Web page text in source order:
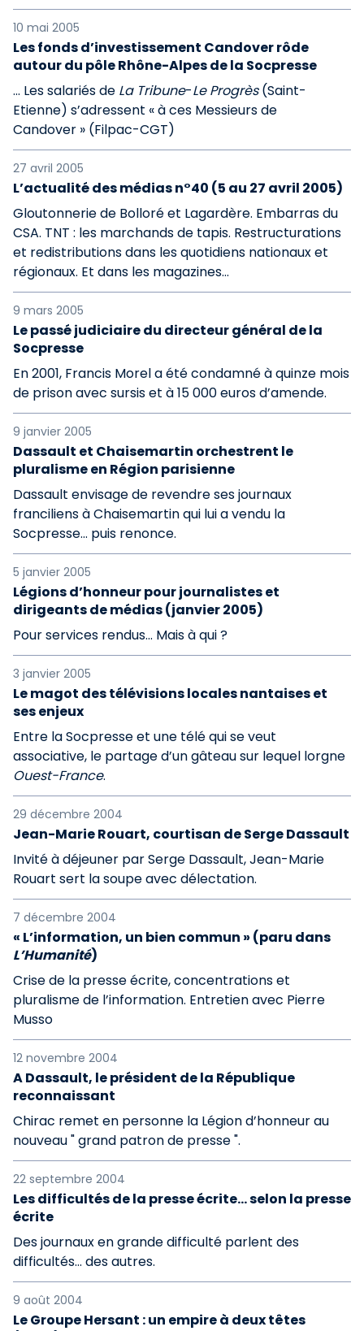
10 mai 2005
Les fonds d’investissement Candover rôde
autour du pôle Rhône-Alpes de la Socpresse
... Les salariés de La Tribune-Le Progrès(Saint-
Etienne) s’adressent « à ces Messieurs de
Candover » (Filpac-CGT)
27 avril 2005
L’actualité des médias n°40 (5 au 27 avril 2005)
Gloutonnerie de Bolloré et Lagardère. Embarras du
CSA. TNT : les marchands de tapis. Restructurations
et redistributions dans les quotidiens nationaux et
régionaux. Et dans les magazines...
9 mars 2005
Le passé judiciaire du directeur général de la
Socpresse
En 2001, Francis Morel a été condamné à quinze mois
de prison avec sursis et à 15 000 euros d’amende.
9 janvier 2005
Dassault et Chaisemartin orchestrent le
pluralisme en Région parisienne
Dassault envisage de revendre ses journaux
franciliens à Chaisemartin qui lui a vendu la
Socpresse... puis renonce.
5 janvier 2005
Légions d’honneur pour journalistes et
dirigeants de médias (janvier 2005)
Pour services rendus... Mais à qui ?
3 janvier 2005
Le magot des télévisions locales nantaises et
ses enjeux
Entre la Socpresse et une télé qui se veut
associative, le partage d’un gâteau sur lequel lorgne
Ouest-France.
29 décembre 2004
Jean-Marie Rouart, courtisan de Serge Dassault
Invité à déjeuner par Serge Dassault, Jean-Marie
Rouart sert la soupe avec délectation.
7 décembre 2004
« L’information, un bien commun » (paru dans
L’Humanité)
Crise de la presse écrite, concentrations et
pluralisme de l’information. Entretien avec Pierre
Musso
12 novembre 2004
A Dassault, le président de la République
reconnaissant
Chirac remet en personne la Légion d’honneur au
nouveau " grand patron de presse ".
22 septembre 2004
Les difficultés de la presse écrite... selon la presse
écrite
Des journaux en grande difficulté parlent des
difficultés... des autres.
9 août 2004
Le Groupe Hersant : un empire à deux têtes